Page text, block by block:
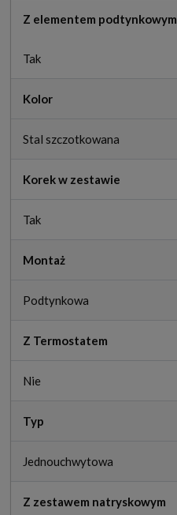
Z elementem podtynkowym
Tak
Kolor
Stal szczotkowana
Korek w zestawie
Tak
Montaż
Podtynkowa
Z Termostatem
Nie
Typ
Jednouchwytowa
Z zestawem natryskowym